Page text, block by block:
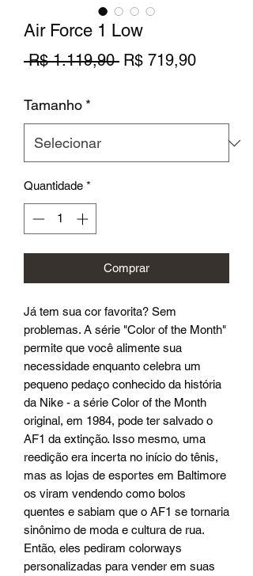
Air Force 1 Low
R$ 1.119,90 Preço
R$ 719,90Preço
Tamanho *
Quantidade *
Comprar
Já tem sua cor favorita? Sem
problemas. A série "Color of the Month"
permite que você alimente sua
necessidade enquanto celebra um
pequeno pedaço conhecido da história
da Nike - a série Color of the Month
original, em 1984, pode ter salvado o
AF1 da extinção. Isso mesmo, uma
reedição era incerta no início do tênis,
mas as lojas de esportes em Baltimore
os viram vendendo como bolos
quentes e sabiam que o AF1 se tornaria
sinônimo de moda e cultura de rua.
Então, eles pediram colorways
personalizadas para vender em suas